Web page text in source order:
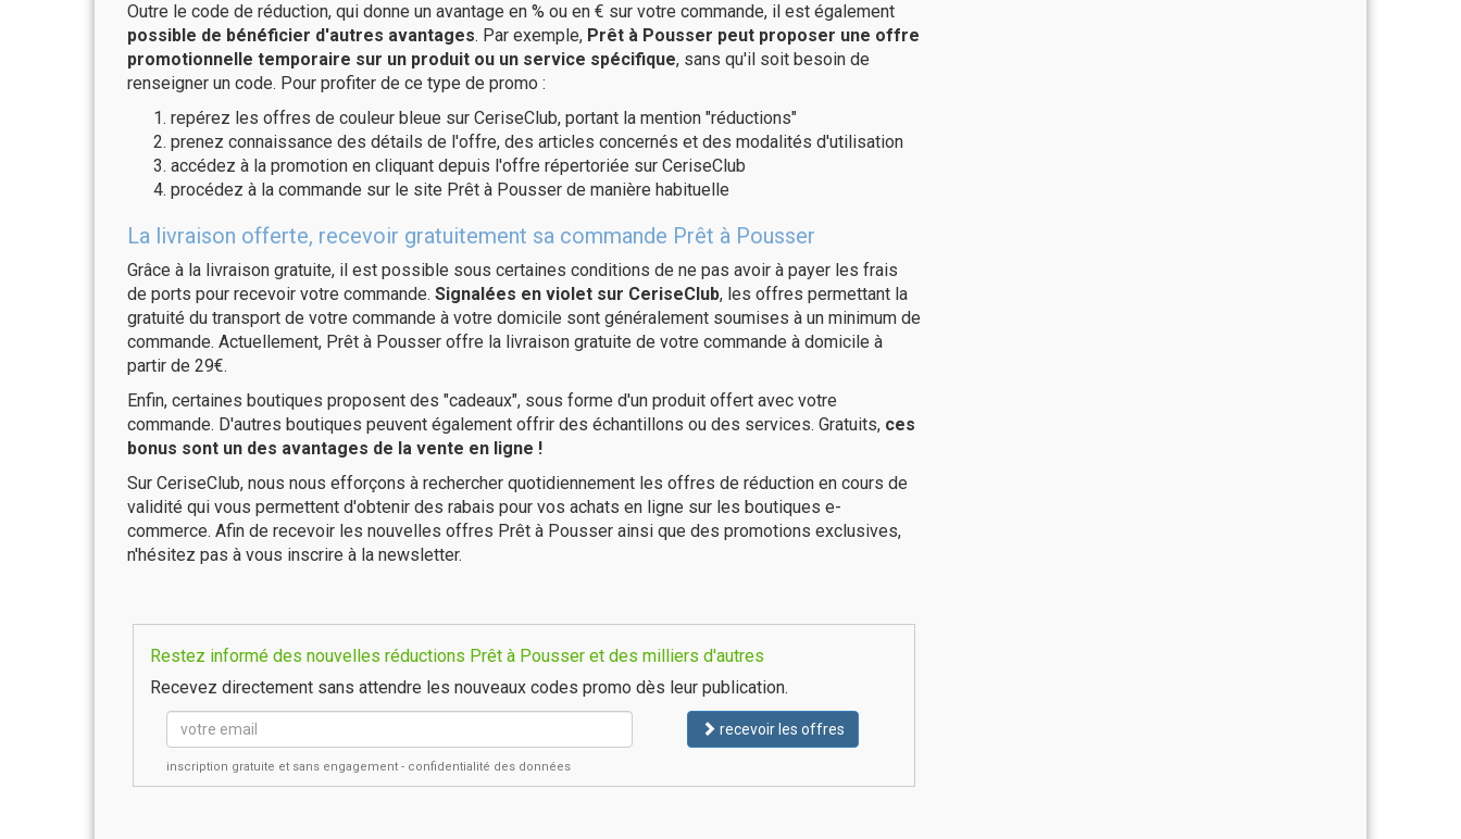
Outre le code de réduction, qui donne un avantage en % ou en € sur votre commande, il est également
possible de bénéficier d'autres avantages. Par exemple, Prêt à Pousser peut proposer une offre
promotionnelle temporaire sur un produit ou un service spécifique, sans qu'il soit besoin de
renseigner un code. Pour profiter de ce type de promo :
repérez les offres de couleur bleue sur CeriseClub, portant la mention "réductions"
prenez connaissance des détails de l'offre, des articles concernés et des modalités d'utilisation
accédez à la promotion en cliquant depuis l'offre répertoriée sur CeriseClub
procédez à la commande sur le site Prêt à Pousser de manière habituelle
La livraison offerte, recevoir gratuitement sa commande Prêt à Pousser
Grâce à la livraison gratuite, il est possible sous certaines conditions de ne pas avoir à payer les frais
de ports pour recevoir votre commande. Signalées en violet sur CeriseClub, les offres permettant la
gratuité du transport de votre commande à votre domicile sont généralement soumises à un minimum de
commande. Actuellement, Prêt à Pousser offre la livraison gratuite de votre commande à domicile à
partir de 29€.
Enfin, certaines boutiques proposent des "cadeaux", sous forme d'un produit offert avec votre
commande. D'autres boutiques peuvent également offrir des échantillons ou des services. Gratuits, ces
bonus sont un des avantages de la vente en ligne !
Sur CeriseClub, nous nous efforçons à rechercher quotidiennement les offres de réduction en cours de
validité qui vous permettent d'obtenir des rabais pour vos achats en ligne sur les boutiques e-
commerce. Afin de recevoir les nouvelles offres Prêt à Pousser ainsi que des promotions exclusives,
n'hésitez pas à vous inscrire à la newsletter.
Restez informé des nouvelles réductions Prêt à Pousser et des milliers d'autres
Recevez directement sans attendre les nouveaux codes promo dès leur publication.
recevoir les offres
inscription gratuite et sans engagement - confidentialité des données